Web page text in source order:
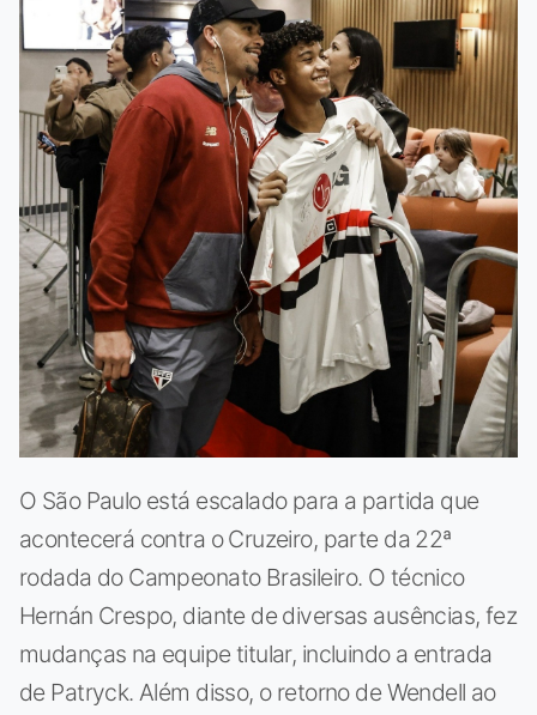
O São Paulo está escalado para a partida que
acontecerá contra o Cruzeiro, parte da 22ª
rodada do Campeonato Brasileiro. O técnico
Hernán Crespo, diante de diversas ausências, fez
mudanças na equipe titular, incluindo a entrada
de Patryck. Além disso, o retorno de Wendell ao